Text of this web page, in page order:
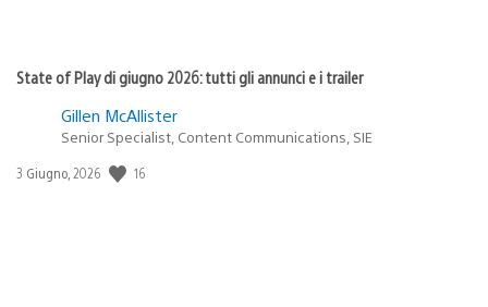
State of Play di giugno 2026: tutti gli annunci e i trailer
Gillen McAllister
Senior Specialist, Content Communications, SIE
Data
3 Giugno, 2026 16